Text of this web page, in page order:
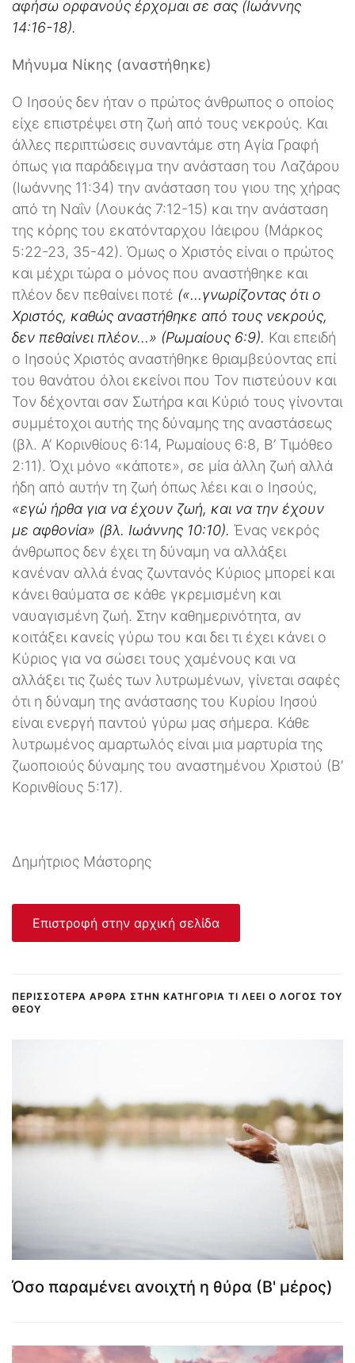
αφήσω ορφανούς έρχομαι σε σας (Ιωάννης
14:16-18).
Μήνυμα Νίκης (αναστήθηκε)
Ο Ιησούς δεν ήταν ο πρώτος άνθρωπος ο οποίος
είχε επιστρέψει στη ζωή από τους νεκρούς. Και
άλλες περιπτώσεις συναντάμε στη Αγία Γραφή
όπως για παράδειγμα την ανάσταση του Λαζάρου
(Ιωάννης 11:34) την ανάσταση του γιου της χήρας
από τη Ναΐν (Λουκάς 7:12-15) και την ανάσταση
της κόρης του εκατόνταρχου Ιάειρου (Μάρκος
5:22-23, 35-42). Όμως ο Χριστός είναι ο πρώτος
και μέχρι τώρα ο μόνος που αναστήθηκε και
πλέον δεν πεθαίνει ποτέ («…γνωρίζοντας ότι ο
Χριστός, καθώς αναστήθηκε από τους νεκρούς,
δεν πεθαίνει πλέον…» (Ρωμαίους 6:9). Και επειδή
ο Ιησούς Χριστός αναστήθηκε θριαμβεύοντας επί
του θανάτου όλοι εκείνοι που Τον πιστεύουν και
Τον δέχονται σαν Σωτήρα και Κύριό τους γίνονται
συμμέτοχοι αυτής της δύναμης της αναστάσεως
(βλ. Α’ Κορινθίους 6:14, Ρωμαίους 6:8, Β’ Τιμόθεο
2:11). Όχι μόνο «κάποτε», σε μία άλλη ζωή αλλά
ήδη από αυτήν τη ζωή όπως λέει και ο Ιησούς,
«εγώ ήρθα για να έχουν ζωή, και να την έχουν
με αφθονία» (βλ. Ιωάννης 10:10). Ένας νεκρός
άνθρωπος δεν έχει τη δύναμη να αλλάξει
κανέναν αλλά ένας ζωντανός Κύριος μπορεί και
κάνει θαύματα σε κάθε γκρεμισμένη και
ναυαγισμένη ζωή. Στην καθημερινότητα, αν
κοιτάξει κανείς γύρω του και δει τι έχει κάνει ο
Κύριος για να σώσει τους χαμένους και να
αλλάξει τις ζωές των λυτρωμένων, γίνεται σαφές
ότι η δύναμη της ανάστασης του Κυρίου Ιησού
είναι ενεργή παντού γύρω μας σήμερα. Κάθε
λυτρωμένος αμαρτωλός είναι μια μαρτυρία της
ζωοποιούς δύναμης του αναστημένου Χριστού (Β’
Κορινθίους 5:17).
Δημήτριος Μάστορης
Επιστροφή στην αρχική σελίδα
ΠΕΡΙΣΣΌΤΕΡΑ ΆΡΘΡΑ ΣΤΗΝ ΚΑΤΗΓΟΡΊΑ ΤΙ ΛΈΕΙ Ο ΛΌΓΟΣ ΤΟΥ
ΘΕΟΎ
Όσο παραμένει ανοιχτή η θύρα (Β' μέρος)